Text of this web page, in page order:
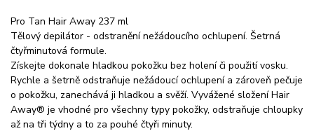
Pro Tan Hair Away 237 ml
Tělový depilátor - odstranění nežádoucího ochlupení. Šetrná
čtyřminutová formule.
Získejte dokonale hladkou pokožku bez holení či použití vosku.
Rychle a šetrně odstraňuje nežádoucí ochlupení a zároveň pečuje
o pokožku, zanechává ji hladkou a svěží. Vyvážené složení Hair
Away® je vhodné pro všechny typy pokožky, odstraňuje chloupky
až na tři týdny a to za pouhé čtyři minuty.